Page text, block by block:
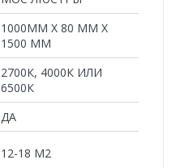
1000ММ Х 80 ММ Х
1500 ММ
2700К, 4000К ИЛИ
6500К
ДА
12-18 М2